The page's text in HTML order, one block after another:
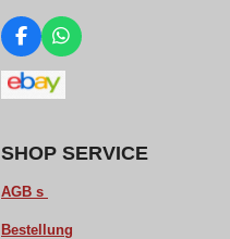
F
a
c
e
o
k
W
h
a
t
p
p
SHOP SERVICE
AGB s
Bestellung